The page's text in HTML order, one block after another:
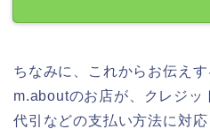
ちなみに、これからお伝え
m.aboutのお店が、クレジッ
代引などの支払い方法に対